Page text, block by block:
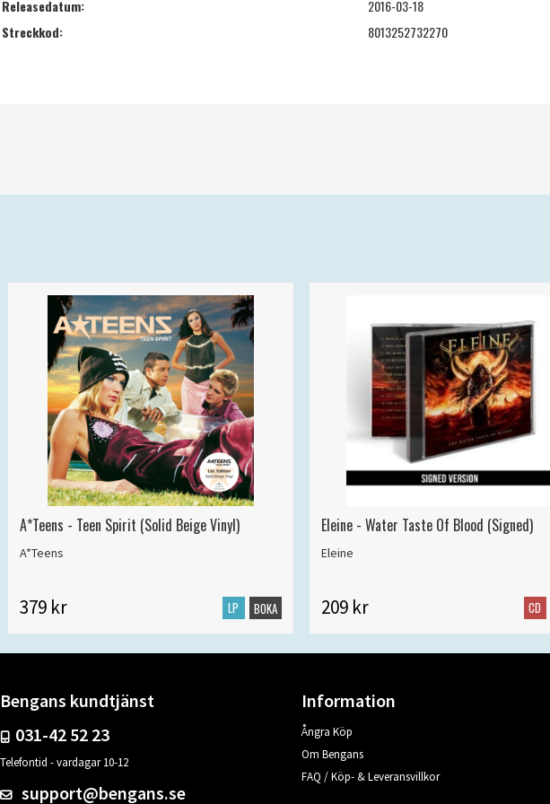
Releasedatum:
2016-03-18
Streckkod:
8013252732270
A*Teens - Teen Spirit (Solid Beige Vinyl)
A*Teens
379 kr LP BOKA
Eleine - Water Taste Of Blood (Signed)
Eleine
209 kr CD
Bengans kundtjänst
031-42 52 23
Telefontid - vardagar 10-12
support@bengans.se
Information
Ångra Köp
Om Bengans
FAQ / Köp- & Leveransvillkor